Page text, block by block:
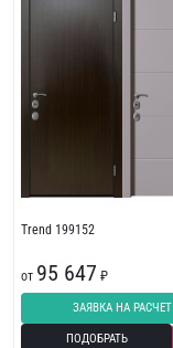
Trend 199152
от 95 647 ₽
ЗАЯВКА НА РАСЧЕТ
ПОДОБРАТЬ